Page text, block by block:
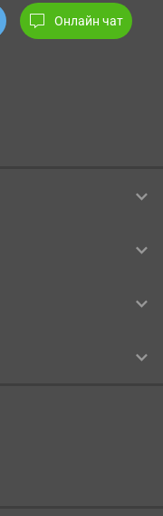
Онлайн чат